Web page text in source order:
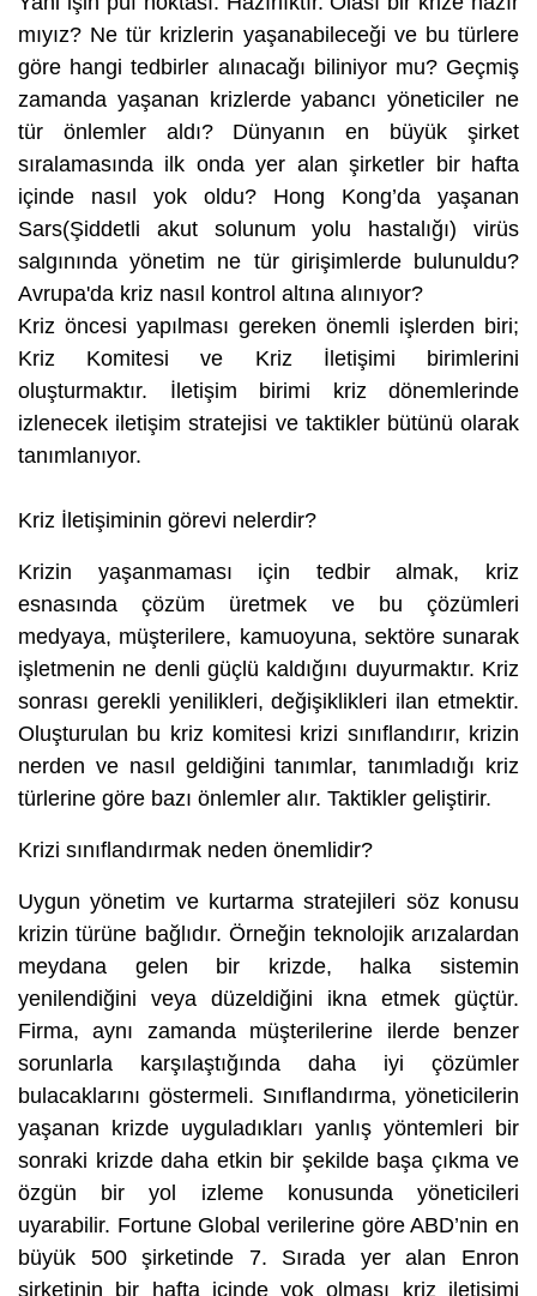
mıyız? Ne tür krizlerin yaşanabileceği ve bu türlere
göre hangi tedbirler alınacağı biliniyor mu? Geçmiş
zamanda yaşanan krizlerde yabancı yöneticiler ne
tür önlemler aldı? Dünyanın en büyük şirket
sıralamasında ilk onda yer alan şirketler bir hafta
içinde nasıl yok oldu? Hong Kong’da yaşanan
Sars(Şiddetli akut solunum yolu hastalığı) virüs
salgınında yönetim ne tür girişimlerde bulunuldu?
Avrupa'da kriz nasıl kontrol altına alınıyor?
Kriz öncesi yapılması gereken önemli işlerden biri;
Kriz Komitesi ve Kriz İletişimi birimlerini
oluşturmaktır. İletişim birimi kriz dönemlerinde
izlenecek iletişim stratejisi ve taktikler bütünü olarak
tanımlanıyor.
Kriz İletişiminin görevi nelerdir?
Krizin yaşanmaması için tedbir almak, kriz
esnasında çözüm üretmek ve bu çözümleri
medyaya, müşterilere, kamuoyuna, sektöre sunarak
işletmenin ne denli güçlü kaldığını duyurmaktır. Kriz
sonrası gerekli yenilikleri, değişiklikleri ilan etmektir.
Oluşturulan bu kriz komitesi krizi sınıflandırır, krizin
nerden ve nasıl geldiğini tanımlar, tanımladığı kriz
türlerine göre bazı önlemler alır. Taktikler geliştirir.
Krizi sınıflandırmak neden önemlidir?
Uygun yönetim ve kurtarma stratejileri söz konusu
krizin türüne bağlıdır. Örneğin teknolojik arızalardan
meydana gelen bir krizde, halka sistemin
yenilendiğini veya düzeldiğini ikna etmek güçtür.
Firma, aynı zamanda müşterilerine ilerde benzer
sorunlarla karşılaştığında daha iyi çözümler
bulacaklarını göstermeli. Sınıflandırma, yöneticilerin
yaşanan krizde uyguladıkları yanlış yöntemleri bir
sonraki krizde daha etkin bir şekilde başa çıkma ve
özgün bir yol izleme konusunda yöneticileri
uyarabilir. Fortune Global verilerine göre ABD’nin en
büyük 500 şirketinde 7. Sırada yer alan Enron
şirketinin bir hafta içinde yok olması kriz iletişimi